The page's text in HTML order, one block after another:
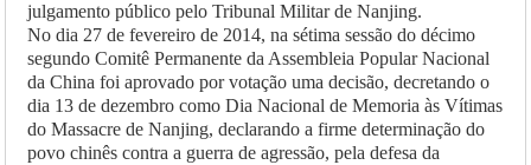
julgamento público pelo Tribunal Militar de Nanjing.
No dia 27 de fevereiro de 2014, na sétima sessão do décimo
segundo Comitê Permanente da Assembleia Popular Nacional
da China foi aprovado por votação uma decisão, decretando o
dia 13 de dezembro como Dia Nacional de Memoria às Vítimas
do Massacre de Nanjing, declarando a firme determinação do
povo chinês contra a guerra de agressão, pela defesa da